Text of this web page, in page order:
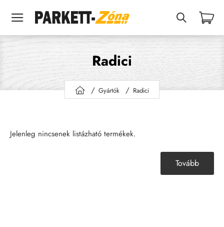
Radici
h
Gyártók Radici
Jelenleg nincsenek listázható termékek.
Tovább